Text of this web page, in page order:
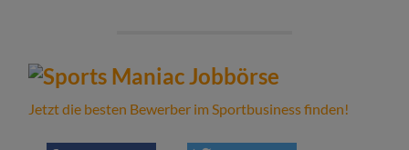
Jetzt die besten Bewerber im Sportbusiness finden!